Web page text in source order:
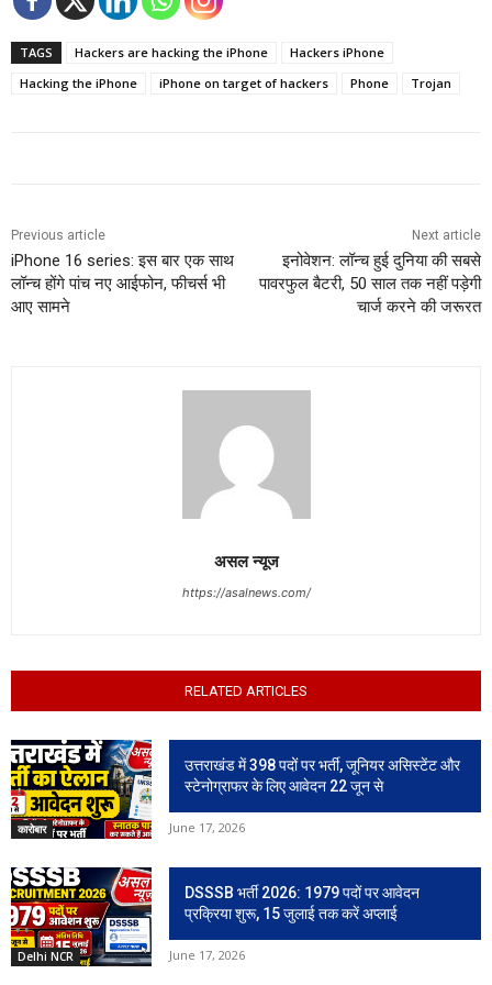
TAGS Hackers are hacking the iPhone
Hackers iPhone
Hacking the iPhone
iPhone on target of hackers Phone Trojan
Previous article
iPhone 16 series: इस बार एक साथ
लॉन्च होंगे पांच नए आईफोन, फीचर्स भी
आए सामने
Next article
इनोवेशन: लॉन्च हुई दुनिया की सबसे
पावरफुल बैटरी, 50 साल तक नहीं पड़ेगी
चार्ज करने की जरूरत
असल न्यूज
https://asalnews.com/
RELATED ARTICLES
कारोबार
उत्तराखंड में 398 पदों पर भर्ती, जूनियर असिस्टेंट और
स्टेनोग्राफर के लिए आवेदन 22 जून से
June 17, 2026
Delhi NCR
DSSSB भर्ती 2026: 1979 पदों पर आवेदन
प्रक्रिया शुरू, 15 जुलाई तक करें अप्लाई
June 17, 2026